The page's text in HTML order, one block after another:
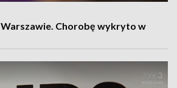
Chorobę wykryto w